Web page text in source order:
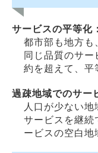
サービスの平等化：
都市部も地方も
同じ品質のサー
約を超えて、平
過疎地域でのサー
人口が少ない
サービスを継続
ービスの空白地